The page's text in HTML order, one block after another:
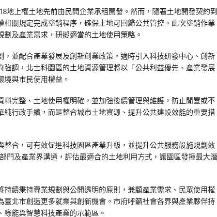
地上權土地先前由民間企業承租開發。然而，隨著土地開發契約到
關規定完成塗銷程序，確保土地可回歸公共管控。此次塗銷作業
及產業需求，研擬適當的土地使用策略。
並配合產業發展及創新創業政策，適時引入科技研發中心、創新
調，北士科園區的土地資源管理將以「公共利益優先、產業發展
與市民使用權益。
完整、土地使用權明確，並加強後續管理與維護，防止閒置或不
行政手續，而是整合城市土地資源、提升公共建設效能的重要措
合，可有效促進科技園區產業升級，並提升公共服務設施規劃效
門及產業界溝通，評估最適合的土地利用方式，讓園區發揮最大潛
續秉持專業規劃與公開透明的原則，兼顧產業需求、民眾使用權
北市創造更多就業與創新機會。市府呼籲社會各界與產業夥伴持
能與智慧科技產業的示範區。